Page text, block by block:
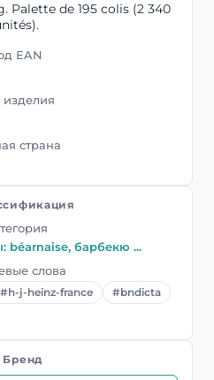
Palette de 195 colis (2 340
EAN
изделия
страна
béarnaise, барбекю ...
слова
#h-j-heinz-france
#bndicta
Бренд